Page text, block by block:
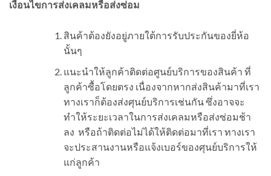
เงื่อนไขการส่งเคลมหรือส่งซ่อม
สินค้าต้องยังอยู่ภายใต้การรับประกันของยี่ห้อ
นั้นๆ
แนะนำให้ลูกค้าติดต่อศูนย์บริการของสินค้า ที่
ลูกค้าซื้อโดยตรง เนื่องจากหากส่งสินค้ามาที่เรา
ทางเราก็ต้องส่งศุนย์บริการเช่นกัน ซึ่งอาจจะ
ทำให้ระยะเวลาในการส่งเคลมหรือส่งซ่อมช้า
ลง หรือถ้าติดต่อไม่ได้ให้ติดต่อมาที่เรา ทางเรา
จะประสานงานหรือแจ้งเบอร์ของศุนย์บริการให้
แก่ลูกค้า